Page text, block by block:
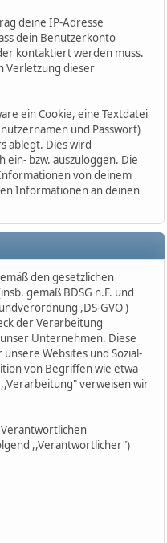
deine IP-Adresse
dein Benutzerkonto
kontaktiert werden muss.
Verletzung dieser
ein Cookie, eine Textdatei
und Passwort)
ablegt. Dies wird
ein- bzw. auszuloggen. Die
von deinem
Informationen an deinen
den gesetzlichen
gemäß BDSG n.F. und
,DS-GVO')
der Verarbeitung
Unternehmen. Diese
Websites und Sozial-
von Begriffen wie etwa
verweisen wir
,,Verantwortlicher")